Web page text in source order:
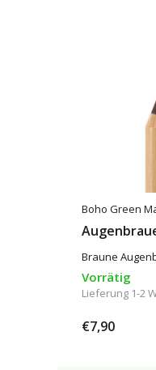
Boho Green
Braune
Vorrätig
Lieferung 1-2
€7,90